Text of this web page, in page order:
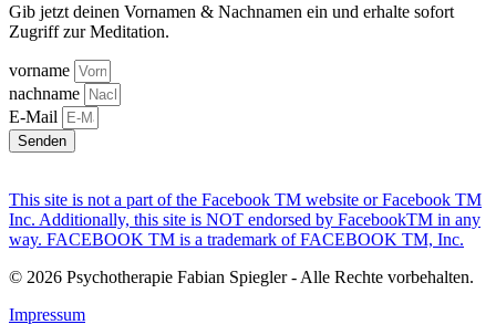
Gib jetzt deinen Vornamen & Nachnamen ein und erhalte sofort
Zugriff zur Meditation.
vorname
nachname
E-Mail
Senden
This site is not a part of the Facebook TM website or Facebook TM
Inc. Additionally, this site is NOT endorsed by FacebookTM in any
way. FACEBOOK TM is a trademark of FACEBOOK TM, Inc.
© 2026 Psychotherapie Fabian Spiegler - Alle Rechte vorbehalten.
Impressum